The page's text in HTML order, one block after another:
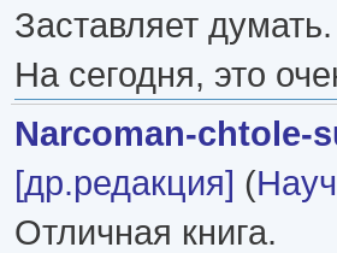
Заставляет думать.
На сегодня, это
Narcoman-chtole-
[др.редакция] (
Отличная книга.